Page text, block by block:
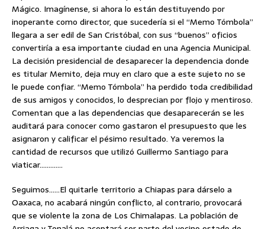
Mágico. Imagínense, si ahora lo están destituyendo por
inoperante como director, que sucedería si el “Memo Tómbola”
llegara a ser edil de San Cristóbal, con sus “buenos” oficios
convertiría a esa importante ciudad en una Agencia Municipal.
La decisión presidencial de desaparecer la dependencia donde
es titular Memito, deja muy en claro que a este sujeto no se
le puede confiar. “Memo Tómbola” ha perdido toda credibilidad
de sus amigos y conocidos, lo desprecian por flojo y mentiroso.
Comentan que a las dependencias que desaparecerán se les
auditará para conocer como gastaron el presupuesto que les
asignaron y calificar el pésimo resultado. Ya veremos la
cantidad de recursos que utilizó Guillermo Santiago para
viaticar………….
Seguimos……El quitarle territorio a Chiapas para dárselo a
Oaxaca, no acabará ningún conflicto, al contrario, provocará
que se violente la zona de Los Chimalapas. La población de